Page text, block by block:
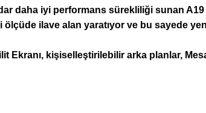
daha iyi performans sürekliliği sunan
ilave alan yaratıyor ve bu sayede
Ekranı, kişiselleştirilebilir arka planlar,